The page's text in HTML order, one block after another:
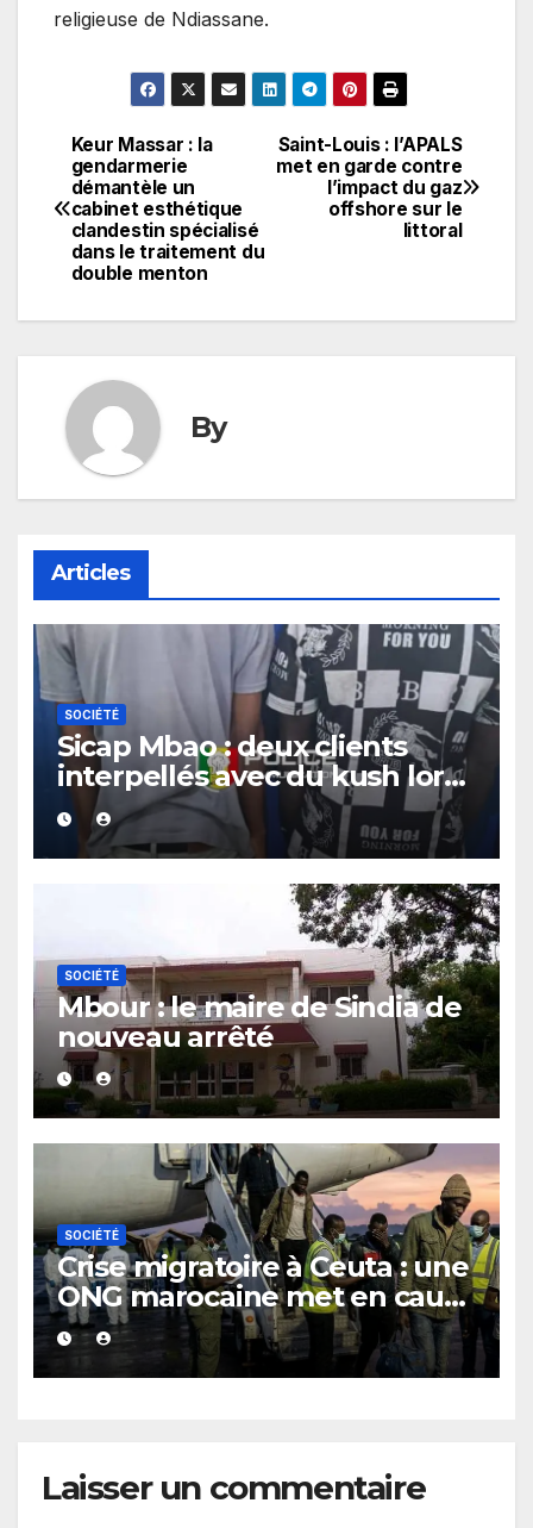
religieuse de Ndiassane.
Navigation
de
l’article
Saint-Louis : l’APALS
met en garde contre
l’impact du gaz
offshore sur le
littoral
Keur Massar : la
gendarmerie
démantèle un
cabinet esthétique
clandestin spécialisé
dans le traitement du
double menton
By
Articles
SOCIÉTÉ
Sicap Mbao : deux clients
interpellés avec du kush lors
d’un contrôle de police dans
un bar
SOCIÉTÉ
Mbour : le maire de Sindia de
nouveau arrêté
SOCIÉTÉ
Crise migratoire à Ceuta : une
ONG marocaine met en cause
les responsabilités de Rabat
et de Madrid
Laisser un commentaire